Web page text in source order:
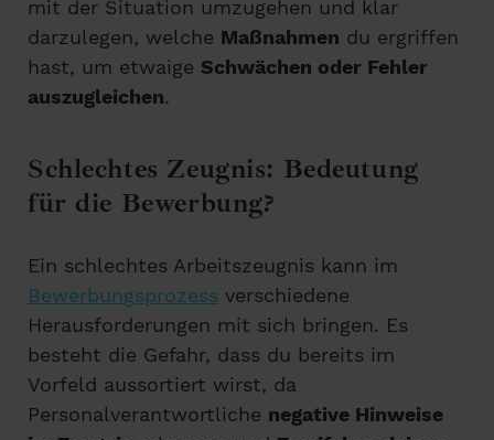
mit der Situation umzugehen und klar
darzulegen, welche Maßnahmen du ergriffen
hast, um etwaige Schwächen oder Fehler
auszugleichen.
Schlechtes Zeugnis: Bedeutung
für die Bewerbung?
Ein schlechtes Arbeitszeugnis kann im
Bewerbungsprozess verschiedene
Herausforderungen mit sich bringen. Es
besteht die Gefahr, dass du bereits im
Vorfeld aussortiert wirst, da
Personalverantwortliche negative Hinweise